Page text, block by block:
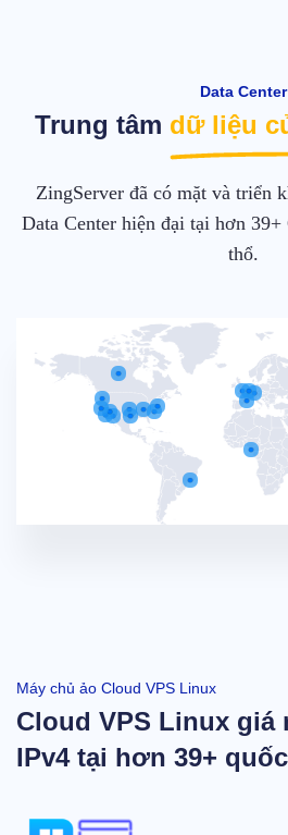
Data Center
Trung tâm dữ liệu
ZingServer đã có mặt và triển
Data Center hiện đại tại hơn
thổ.
Máy chủ ảo Cloud VPS Linux
Cloud VPS Linux giá
IPv4 tại hơn 39+